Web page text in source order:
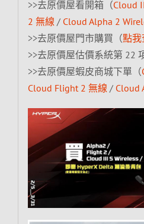
>>去原價屋看開箱（Cloud
2 無線 / Cloud Alpha 2
>>去原價屋門市購買（點我
>>去原價屋估價系統第 22
>>去原價屋蝦皮商城下單（
Cloud Flight 2 無線 / Cloud